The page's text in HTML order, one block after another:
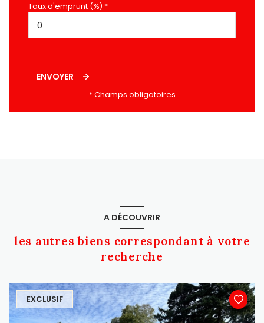
Taux d'emprunt (%) *
ENVOYER
* Champs obligatoires
A DÉCOUVRIR
les autres biens correspondant à votre
recherche
EXCLUSIF